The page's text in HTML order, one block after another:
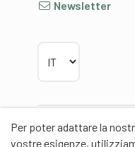
Per poter adattare la
vostre esigenze,
Newsletter
Partner